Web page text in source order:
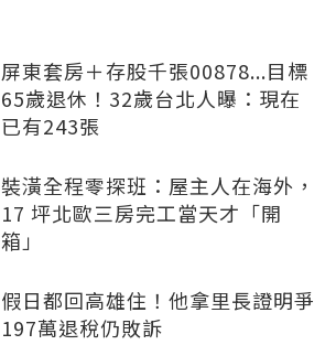
屏東套房＋存股千張00878...目標
65歲退休！32歲台北人曝：現在
已有243張
裝潢全程零探班：屋主人在海外，
17 坪北歐三房完工當天才「開
箱」
假日都回高雄住！他拿里長證明爭
197萬退稅仍敗訴